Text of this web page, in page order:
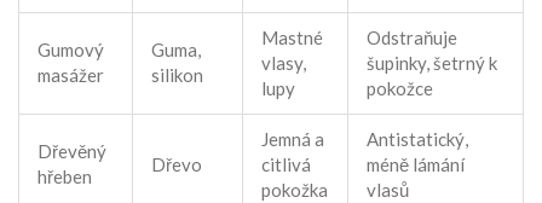
Gumový
masážer
Guma,
silikon
Mastné
vlasy,
lupy
Odstraňuje
šupinky, šetrný k
pokožce
Dřevěný
hřeben
Dřevo
Jemná a
citlivá
pokožka
Antistatický,
méně lámání
vlasů